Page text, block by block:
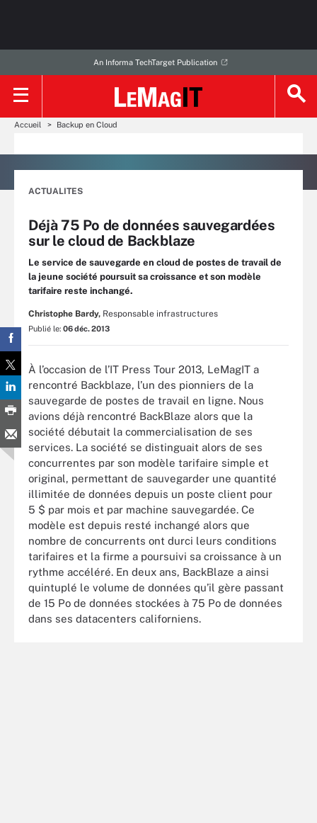
An Informa TechTarget Publication
Accueil Backup en Cloud
ACTUALITES
Déjà 75 Po de données sauvegardées
sur le cloud de Backblaze
Le service de sauvegarde en cloud de postes de travail de
la jeune société poursuit sa croissance et son modèle
tarifaire reste inchangé.
Christophe Bardy, Responsable infrastructures
Publié le: 06 déc. 2013
À l’occasion de l’IT Press Tour 2013, LeMagIT a
rencontré Backblaze, l’un des pionniers de la
sauvegarde de postes de travail en ligne. Nous
avions déjà rencontré BackBlaze alors que la
société débutait la commercialisation de ses
services. La société se distinguait alors de ses
concurrentes par son modèle tarifaire simple et
original, permettant de sauvegarder une quantité
illimitée de données depuis un poste client pour
5 $ par mois et par machine sauvegardée. Ce
modèle est depuis resté inchangé alors que
nombre de concurrents ont durci leurs conditions
tarifaires et la firme a poursuivi sa croissance à un
rythme accéléré. En deux ans, BackBlaze a ainsi
quintuplé le volume de données qu’il gère passant
de 15 Po de données stockées à 75 Po de données
dans ses datacenters californiens.